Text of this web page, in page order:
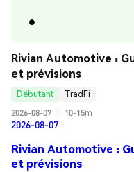
Rivian Automotive :
et prévisions
Débutant
TradFi
2026-08-07
10-15m
2026-08-07
Rivian Automotive :
et prévisions